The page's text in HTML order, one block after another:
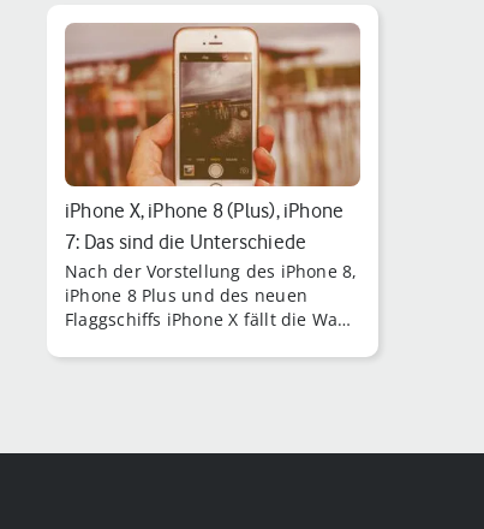
iPhone X, iPhone 8 (Plus), iPhone
7: Das sind die Unterschiede
Nach der Vorstellung des iPhone 8,
iPhone 8 Plus und des neuen
Flaggschiffs iPhone X fällt die Wahl